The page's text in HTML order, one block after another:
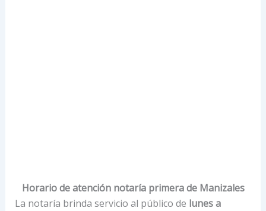
Horario de atención notaría primera de Manizales
La notaría brinda servicio al público de lunes a